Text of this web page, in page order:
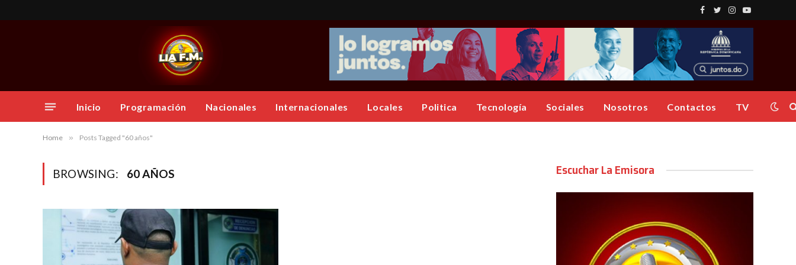
Facebook
TwitterInstagram
YouTube
Inicio Programación Nacionales Internacionales Locales Politica Tecnología Sociales Nosotros Contactos TV
Home » Posts Tagged "60 años"
BROWSING: 60 AÑOS Escuchar La Emisora